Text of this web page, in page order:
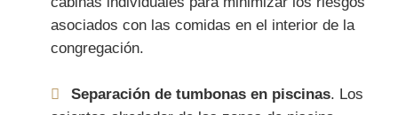
asociados con las comidas en el interior de la
congregación.
Separación de tumbonas en piscinas. Los